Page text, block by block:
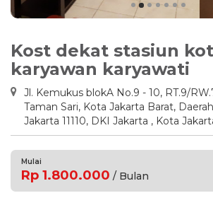
Kost dekat stasiun
karyawan karyawati
Jl. Kemukus blokA No.9 - 10, RT.9/
Taman Sari, Kota Jakarta Barat,
Jakarta 11110, DKI Jakarta , Kota
Mulai
Rp 1.800.000 / Bulan